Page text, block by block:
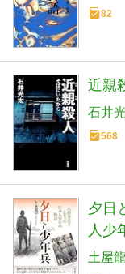
82
近親
石井
568
夕日
人少
土屋